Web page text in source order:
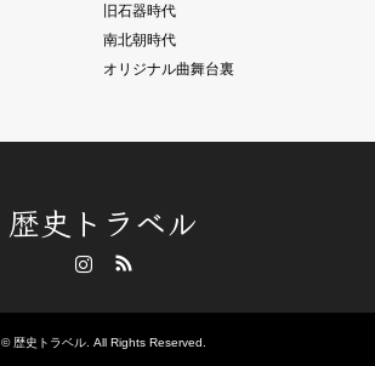
旧石器時代
南北朝時代
オリジナル曲舞台裏
歴史トラベル
© 歴史トラベル. All Rights Reserved.